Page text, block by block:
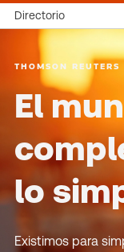
Directorio
THOMSON REUTERS
El
lo
Existimos para